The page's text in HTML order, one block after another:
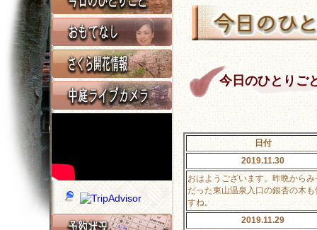
今日のひとりご
日付
2019.11.30
おはようございます。昨晩から
だった東山温泉入口の銀杏の木
すね。
2019.11.29